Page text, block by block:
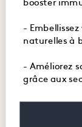
La veille d’un
-
naturelles à
- Améliorez
grâce aux